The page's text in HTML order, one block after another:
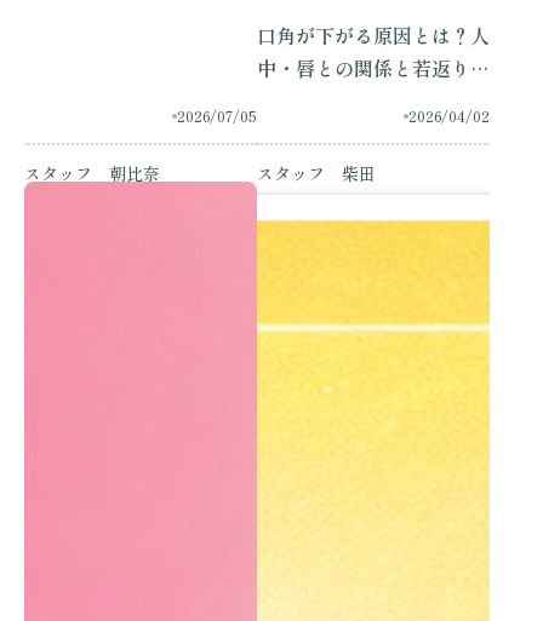
2026/07/05
スタッフ 朝比奈
口角が下がる原因とは？人
中・唇との関係と若返り治
2026/04/02
スタッフ 柴田